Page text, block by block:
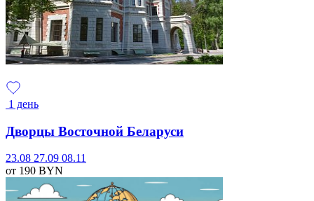
1 день
Дворцы Восточной Беларуси
23.08 27.09 08.11
от 190 BYN